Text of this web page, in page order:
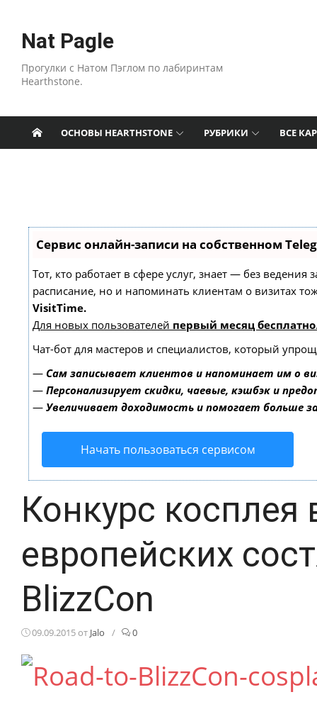
Nat Pagle
Прогулки с Натом Пэглом по лабиринтам
Hearthstone.
ОСНОВЫ HEARTHSTONE РУБРИКИ ВСЕ
Сервис онлайн-записи на собственном
Тот, кто работает в сфере услуг, знает — без
расписание, но и напоминать клиентам о визитах
VisitTime.
Для новых пользователей первый месяц бесплатно
Чат-бот для мастеров и специалистов, который
— Сам записывает клиентов и напоминает им о
— Персонализирует скидки, чаевые, кэшбэк и
— Увеличивает доходимость и помогает больше
Начать пользоваться сервисом
Конкурс косплея
европейских
BlizzCon
09.09.2015от Jalo / 0